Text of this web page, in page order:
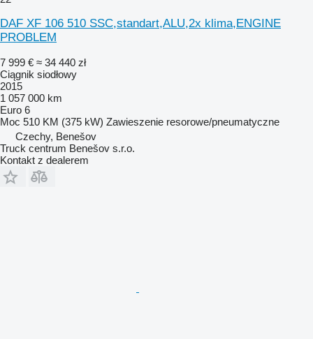
DAF XF 106 510 SSC,standart,ALU,2x klima,ENGINE
PROBLEM
7 999 € ≈ 34 440 zł
Ciągnik siodłowy
2015
1 057 000 km
Euro 6
Moc 510 KM (375 kW) Zawieszenie resorowe/pneumatyczne
Czechy, Benešov
Truck centrum Benešov s.r.o.
Kontakt z dealerem